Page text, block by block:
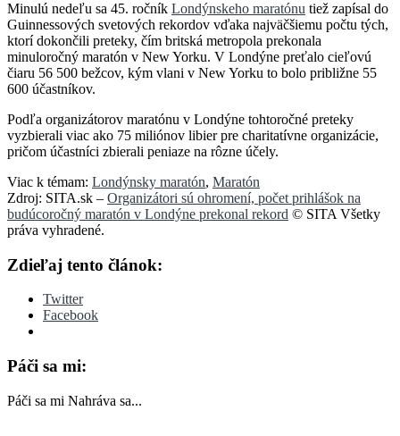
Minulú nedeľu sa 45. ročník Londýnskeho maratónu tiež zapísal do
Guinnessových svetových rekordov vďaka najväčšiemu počtu tých,
ktorí dokončili preteky, čím britská metropola prekonala
minuloročný maratón v New Yorku. V Londýne preťalo cieľovú
čiaru 56 500 bežcov, kým vlani v New Yorku to bolo približne 55
600 účastníkov.
Podľa organizátorov maratónu v Londýne tohtoročné preteky
vyzbierali viac ako 75 miliónov libier pre charitatívne organizácie,
pričom účastníci zbierali peniaze na rôzne účely.
Viac k témam: Londýnsky maratón, Maratón
Zdroj: SITA.sk – Organizátori sú ohromení, počet prihlášok na
budúcoročný maratón v Londýne prekonal rekord © SITA Všetky
práva vyhradené.
Zdieľaj tento článok:
Twitter
Facebook
Páči sa mi:
Páči sa mi Nahráva sa...